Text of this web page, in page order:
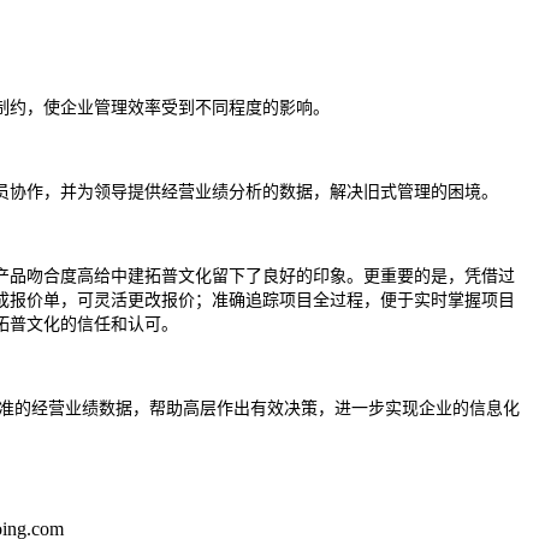
，使企业管理效率受到不同程度的影响。
作，并为领导提供经营业绩分析的数据，解决旧式管理的困境。
品吻合度高给中建拓普文化留下了良好的印象。更重要的是，凭借过
报价单，可灵活更改报价；准确追踪项目全过程，便于实时掌握项目
文化的信任和认可。
的经营业绩数据，帮助高层作出有效决策，进一步实现企业的信息化